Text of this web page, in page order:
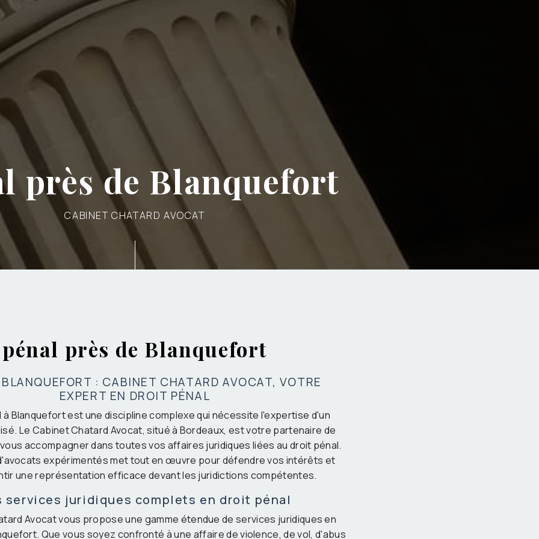
près de Blanquefort
CABINET CHATARD AVOCAT
pénal près de Blanquefort
: CABINET CHATARD AVOCAT, VOTRE
EXPERT EN DROIT PÉNAL
à Blanquefort est une discipline complexe qui nécessite l'expertise d'un
Le Cabinet Chatard Avocat, situé à Bordeaux, est votre partenaire de
accompagner dans toutes vos affaires juridiques liées au droit pénal.
expérimentés met tout en œuvre pour défendre vos intérêts et
une représentation efficace devant les juridictions compétentes.
services juridiques complets en droit pénal
Avocat vous propose une gamme étendue de services juridiques en
Que vous soyez confronté à une affaire de violence, de vol, d'abus